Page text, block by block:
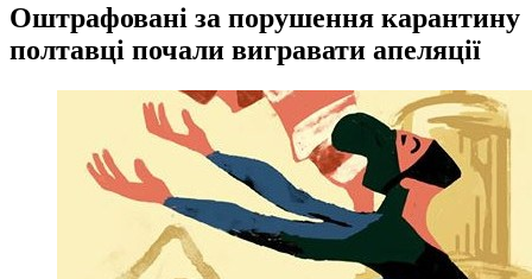
Оштрафовані за порушення карантину
полтавці почали вигравати апеляції